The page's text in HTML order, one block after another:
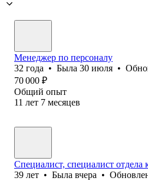
Менеджер по персоналу
32 года • Была 30 июля •
70 000 ₽
Общий опыт
11 лет 7 месяцев
Специалист, специалист отдела
39 лет • Была вчера •